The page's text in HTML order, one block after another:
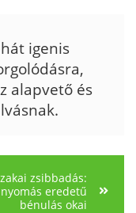
igenis
alapvető és
zsibbadás:
nyomás eredetű
bénulás okai